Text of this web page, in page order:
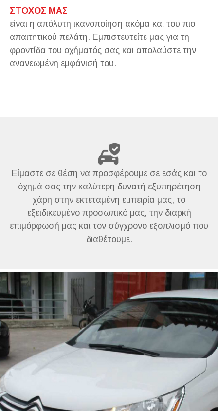
ΣΤΟΧΟΣ ΜΑΣ
είναι η απόλυτη ικανοποίηση ακόμα και του πιο
απαιτητικού πελάτη. Εμπιστευτείτε μας για τη
φροντίδα του οχήματός σας και απολαύστε την
ανανεωμένη εμφάνισή του.
Είμαστε σε θέση να προσφέρουμε σε εσάς και το
όχημά σας την καλύτερη δυνατή εξυπηρέτηση
χάρη στην εκτεταμένη εμπειρία μας, το
εξειδικευμένο προσωπικό μας, την διαρκή
επιμόρφωσή μας και τον σύγχρονο εξοπλισμό που
διαθέτουμε.